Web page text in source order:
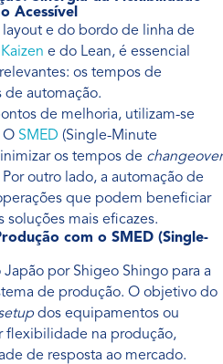
Acessível
e do bordo de linha de
e do Lean, é essencial
os tempos de
de automação.
de melhoria, utilizam-se
O SMED (Single-Minute
os tempos de changeover
outro lado, a automação de
que podem beneficiar
soluções mais eficazes.
com o SMED (Single-
por Shigeo Shingo para a
de produção. O objetivo do
dos equipamentos ou
flexibilidade na produção,
de resposta ao mercado.